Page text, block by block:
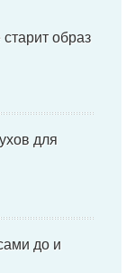
образ
для
до и